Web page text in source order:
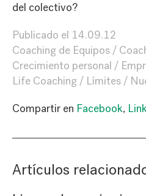
del colectivo?
Publicado el 14.09.12
Coaching de Equipos
Crecimiento personal
Life Coaching
Límites
Compartir en Facebook,
Artículos